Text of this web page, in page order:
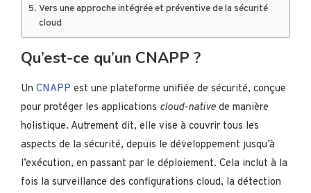
Vers une approche intégrée et préventive de la sécurité
cloud
Qu’est-ce qu’un CNAPP ?
Un CNAPP est une plateforme unifiée de sécurité, conçue
pour protéger les applications cloud-native de manière
holistique. Autrement dit, elle vise à couvrir tous les
aspects de la sécurité, depuis le développement jusqu’à
l’exécution, en passant par le déploiement. Cela inclut à la
fois la surveillance des configurations cloud, la détection